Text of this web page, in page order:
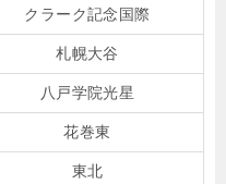
クラーク記念国際
札幌大谷
八戸学院光星
花巻東
東北